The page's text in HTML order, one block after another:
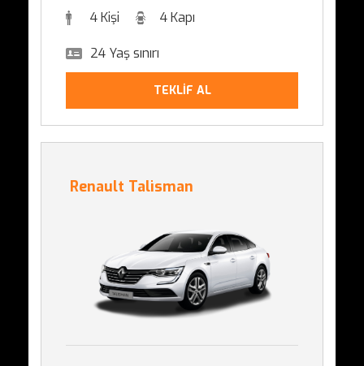
4 Kişi 4 Kapı
24 Yaş sınırı
TEKLİF AL
Renault Talisman